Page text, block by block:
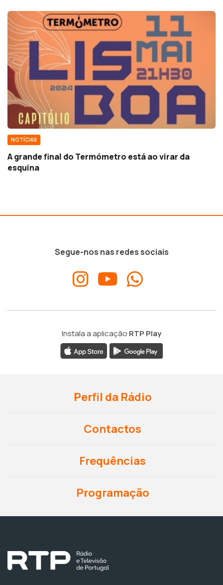
NOTÍCIAS
A grande final do Termómetro está ao virar da
esquina
Segue-nos nas redes sociais
Instala a aplicação RTP Play
Perfil da Rádio
Contactos
Frequências
Programação